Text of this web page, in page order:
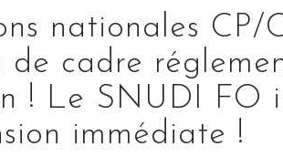
nationales CP/
de cadre
! Le SNUDI FO
immédiate !